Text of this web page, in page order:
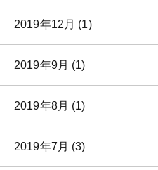
2019年12月 (1)
2019年9月 (1)
2019年8月 (1)
2019年7月 (3)